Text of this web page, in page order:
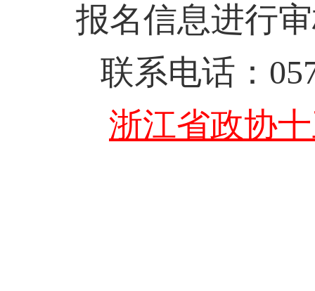
报名信息进行
联系电话：
浙江省政协